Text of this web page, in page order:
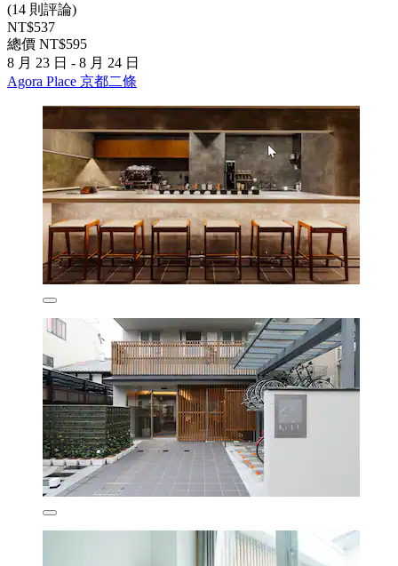
(14 則評論)
NT$537
總價 NT$595
8 月 23 日 - 8 月 24 日
Agora Place 京都二條